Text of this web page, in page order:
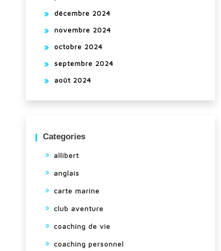
décembre 2024
novembre 2024
octobre 2024
septembre 2024
août 2024
Categories
allibert
anglais
carte marine
club aventure
coaching de vie
coaching personnel